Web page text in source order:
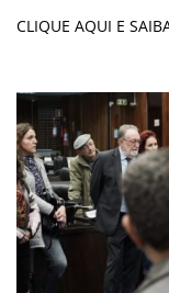
CLIQUE AQUI E